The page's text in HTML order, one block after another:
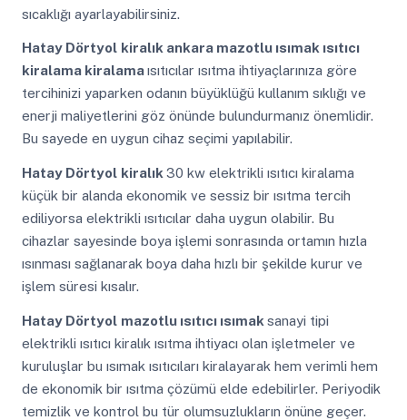
sıcaklığı ayarlayabilirsiniz.
Hatay Dörtyol kiralık ankara mazotlu ısımak ısıtıcı
kiralama kiralamaısıtıcılar ısıtma ihtiyaçlarınıza göre
tercihinizi yaparken odanın büyüklüğü kullanım sıklığı ve
enerji maliyetlerini göz önünde bulundurmanız önemlidir.
Bu sayede en uygun cihaz seçimi yapılabilir.
Hatay Dörtyol kiralık 30 kw elektrikli ısıtıcı kiralama
küçük bir alanda ekonomik ve sessiz bir ısıtma tercih
ediliyorsa elektrikli ısıtıcılar daha uygun olabilir. Bu
cihazlar sayesinde boya işlemi sonrasında ortamın hızla
ısınması sağlanarak boya daha hızlı bir şekilde kurur ve
işlem süresi kısalır.
Hatay Dörtyol mazotlu ısıtıcı ısımak sanayi tipi
elektrikli ısıtıcı kiralık ısıtma ihtiyacı olan işletmeler ve
kuruluşlar bu ısımak ısıtıcıları kiralayarak hem verimli hem
de ekonomik bir ısıtma çözümü elde edebilirler. Periyodik
temizlik ve kontrol bu tür olumsuzlukların önüne geçer.